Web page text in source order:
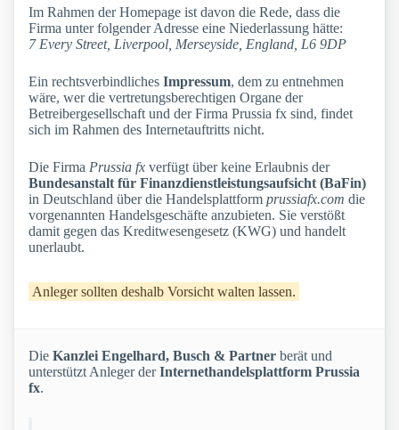
Im Rahmen der Homepage ist davon die Rede, dass die
Firma unter folgender Adresse eine Niederlassung hätte:
7 Every Street, Liverpool, Merseyside, England, L6 9DP
Ein rechtsverbindliches Impressum, dem zu entnehmen
wäre, wer die vertretungsberechtigen Organe der
Betreibergesellschaft und der Firma Prussia fx sind, findet
sich im Rahmen des Internetauftritts nicht.
Die Firma Prussia fx verfügt über keine Erlaubnis der
Bundesanstalt für Finanzdienstleistungsaufsicht (BaFin)
in Deutschland über die Handelsplattform prussiafx.com die
vorgenannten Handelsgeschäfte anzubieten. Sie verstößt
damit gegen das Kreditwesengesetz (KWG) und handelt
unerlaubt.
Anleger sollten deshalb Vorsicht walten lassen.
Die Kanzlei Engelhard, Busch & Partner berät und
unterstützt Anleger derInternethandelsplattform Prussia
fx.